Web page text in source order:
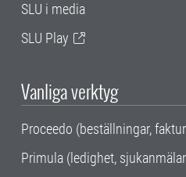
SLU i media
SLU Play
Vanliga verktyg
Proceedo (beställningar,
Primula (ledighet,